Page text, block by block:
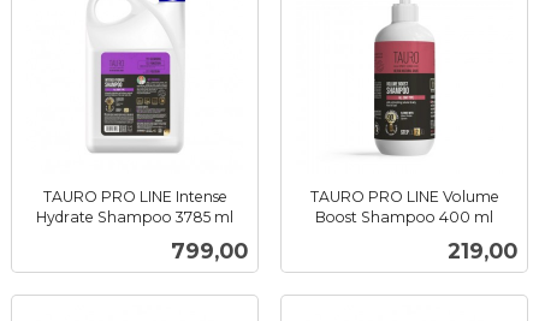
TAURO PRO LINE Intense
Hydrate Shampoo 3785 ml
Pris
799,00
TAURO PRO LINE Volume
Boost Shampoo 400 ml
Pris
219,00